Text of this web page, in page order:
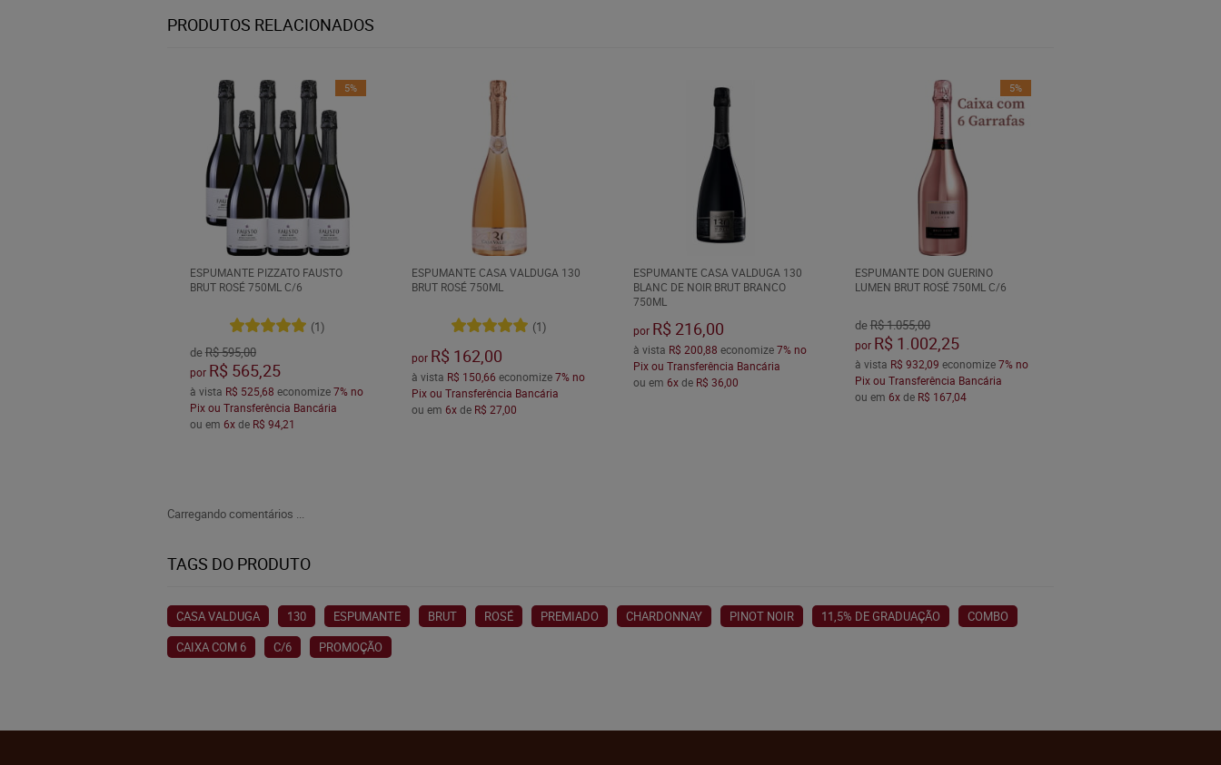
PRODUTOS RELACIONADOS
5%
ESPUMANTE PIZZATO FAUSTO
BRUT ROSÉ 750ML C/6
(1)
deR$ 595,00
por R$ 565,25
à vista R$ 525,68 economize7% no
Pix ou Transferência Bancária
ou em 6xde R$ 94,21
ESPUMANTE CASA VALDUGA 130
BRUT ROSÉ 750ML
(1)
por R$ 162,00
à vista R$ 150,66 economize7% no
Pix ou Transferência Bancária
ou em 6xde R$ 27,00
ESPUMANTE CASA VALDUGA 130
BLANC DE NOIR BRUT BRANCO
750ML
por R$ 216,00
à vista R$ 200,88 economize7% no
Pix ou Transferência Bancária
ou em 6xde R$ 36,00
5%
ESPUMANTE DON GUERINO
LUMEN BRUT ROSÉ 750ML C/6
deR$ 1.055,00
por R$ 1.002,25
à vista R$ 932,09 economize7% no
Pix ou Transferência Bancária
ou em 6xde R$ 167,04
Carregando comentários ...
TAGS DO PRODUTO
CASA VALDUGA 130 ESPUMANTE BRUT ROSÉ PREMIADO CHARDONNAY PINOT NOIR 11,5% DE GRADUAÇÃO
COMBO
CAIXA COM 6
C/6 PROMOÇÃO